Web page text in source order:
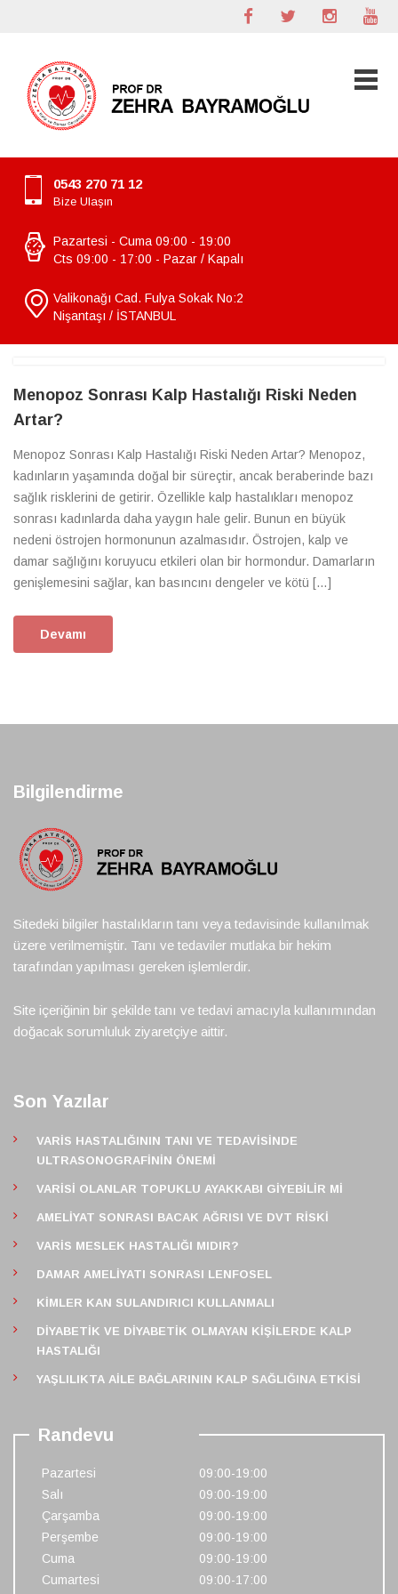
0543 270 71 12
Bize Ulaşın
Pazartesi - Cuma 09:00 - 19:00
Cts 09:00 - 17:00 - Pazar / Kapalı
Valikonağı Cad. Fulya Sokak No:2
Nişantaşı / İSTANBUL
Menopoz Sonrası Kalp Hastalığı Riski Neden
Artar?
Menopoz Sonrası Kalp Hastalığı Riski Neden Artar? Menopoz,
kadınların yaşamında doğal bir süreçtir, ancak beraberinde bazı
sağlık risklerini de getirir. Özellikle kalp hastalıkları menopoz
sonrası kadınlarda daha yaygın hale gelir. Bunun en büyük
nedeni östrojen hormonunun azalmasıdır. Östrojen, kalp ve
damar sağlığını koruyucu etkileri olan bir hormondur. Damarların
genişlemesini sağlar, kan basıncını dengeler ve kötü […]
Devamı
Bilgilendirme
Sitedeki bilgiler hastalıkların tanı veya tedavisinde kullanılmak
üzere verilmemiştir. Tanı ve tedaviler mutlaka bir hekim
tarafından yapılması gereken işlemlerdir.
Site içeriğinin bir şekilde tanı ve tedavi amacıyla kullanımından
doğacak sorumluluk ziyaretçiye aittir.
Son Yazılar
VARIS HASTALIĞININ TANI VE TEDAVISINDE
ULTRASONOGRAFININ ÖNEMI
VARISI OLANLAR TOPUKLU AYAKKABI GIYEBILIR MI
AMELIYAT SONRASI BACAK AĞRISI VE DVT RISKI
VARIS MESLEK HASTALIĞI MIDIR?
DAMAR AMELIYATI SONRASI LENFOSEL
KIMLER KAN SULANDIRICI KULLANMALI
DIYABETIK VE DIYABETIK OLMAYAN KIŞILERDE KALP
HASTALIĞI
YAŞLILIKTA AILE BAĞLARININ KALP SAĞLIĞINA ETKISI
Randevu
Pazartesi
09:00-19:00
Salı
09:00-19:00
Çarşamba
09:00-19:00
Perşembe
09:00-19:00
Cuma
09:00-19:00
Cumartesi
09:00-17:00